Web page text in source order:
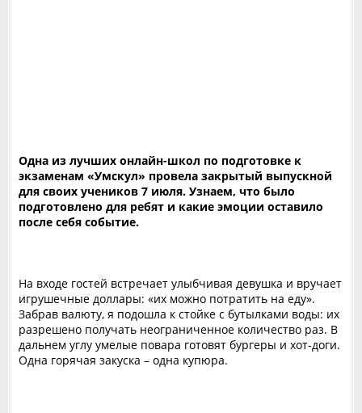
Одна из лучших онлайн-школ по подготовке к
экзаменам «Умскул» провела закрытый выпускной
для своих учеников 7 июля. Узнаем, что было
подготовлено для ребят и какие эмоции оставило
после себя событие.
На входе гостей встречает улыбчивая девушка и вручает
игрушечные доллары: «их можно потратить на еду».
Забрав валюту, я подошла к стойке с бутылками воды: их
разрешено получать неограниченное количество раз. В
дальнем углу умелые повара готовят бургеры и хот-доги.
Одна горячая закуска – одна купюра.